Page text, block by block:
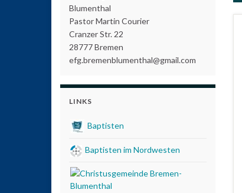
Blumenthal
Pastor Martin Courier
Cranzer Str. 22
28777 Bremen
efg.bremenblumenthal@gmail.com
LINKS
Baptisten
Baptisten im Nordwesten